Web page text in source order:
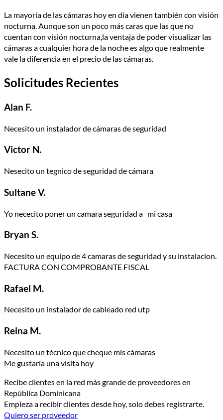
La mayoría de las cámaras hoy en día vienen también con visión
nocturna. Aunque son un poco más caras que las que no
cuentan con visión nocturna,la ventaja de poder visualizar las
cámaras a cualquier hora de la noche es algo que realmente
vale la diferencia en el precio de las cámaras.
Solicitudes Recientes
Alan F.
Necesito un instalador de cámaras de seguridad
Victor N.
Nesecito un tegnico de seguridad de cámara
Sultane V.
Yo nececito poner un camara seguridad a mi casa
Bryan S.
Necesito un equipo de 4 camaras de seguridad y su instalacion.
FACTURA CON COMPROBANTE FISCAL
Rafael M.
Necesito un instalador de cableado red utp
Reina M.
Necesito un técnico que cheque mis cámaras
Me gustaría una visita hoy
Recibe clientes en la red más grande de proveedores en
República Dominicana
Empieza a recibir clientes desde hoy, solo debes registrarte.
Quiero ser proveedor